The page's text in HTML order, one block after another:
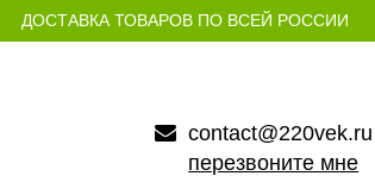
ДОСТАВКА ТОВАРОВ ПО ВСЕЙ РОССИИ
contact@220vek.ru
перезвоните мне